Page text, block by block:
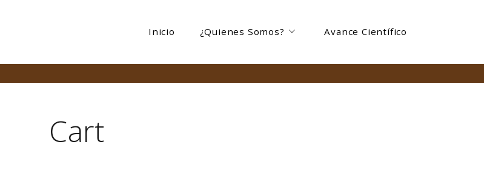
Inicio ¿Quienes Somos? Avance Científico
Cart